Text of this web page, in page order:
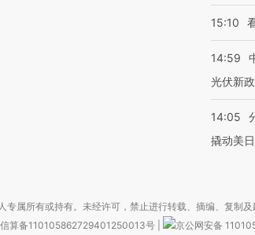
15:10
14:59
光伏新
14:05
撬动美
属所有或持有。未经许可，禁止进行转载、摘编、复制及
算备110105862729401250013号
京公网安备